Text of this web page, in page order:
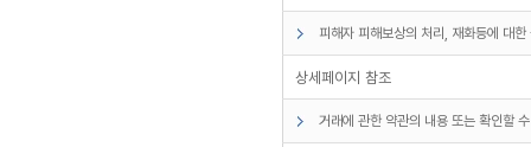
피해자 피해보상의 처리, 재화등에 대
상세페이지 참조
거래에 관한 약관의 내용 또는 확인할